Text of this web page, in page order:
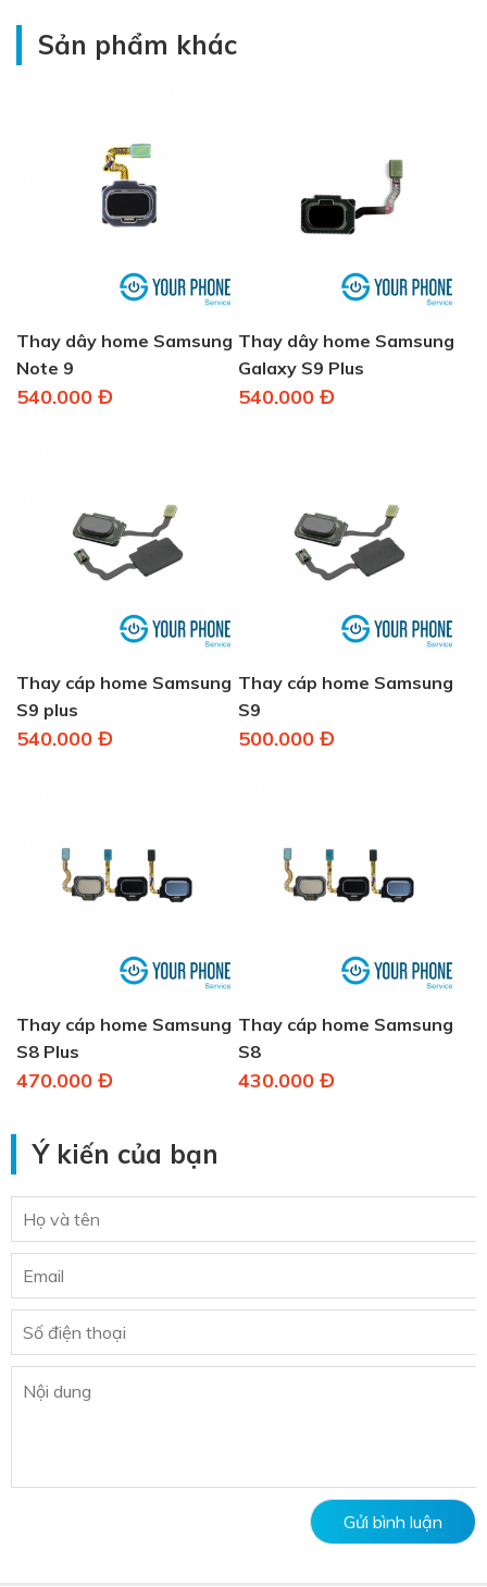
Sản phẩm khác
Thay dây home Samsung
Note 9
540.000 Đ
Thay dây home Samsung
Galaxy S9 Plus
540.000 Đ
Thay cáp home Samsung
S9 plus
540.000 Đ
Thay cáp home Samsung
S9
500.000 Đ
Thay cáp home Samsung
S8 Plus
470.000 Đ
Thay cáp home Samsung
S8
430.000 Đ
Ý kiến của bạn